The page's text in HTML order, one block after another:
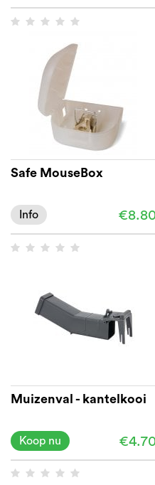
Safe MouseBox
Info
Muizenval - kantelkooi
Koop nu